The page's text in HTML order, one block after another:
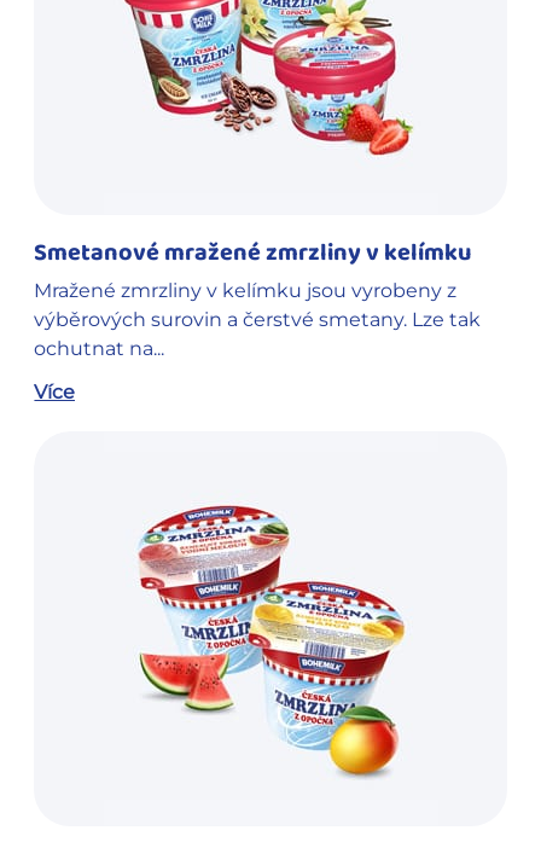
Smetanové mražené zmrzliny v kelímku
Mražené zmrzliny v kelímku jsou vyrobeny z
výběrových surovin a čerstvé smetany. Lze tak
ochutnat na...
Více